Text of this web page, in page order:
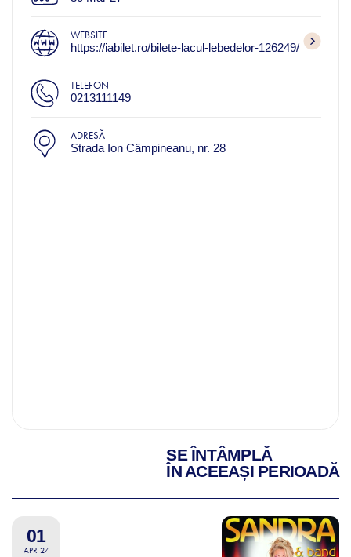
WEBSITE
https://iabilet.ro/bilete-lacul-lebedelor-126249/
TELEFON
0213111149
ADRESĂ
Strada Ion Câmpineanu, nr. 28
SE ÎNTÂMPLĂ
ÎN ACEEAȘI PERIOADĂ
01
APR 27